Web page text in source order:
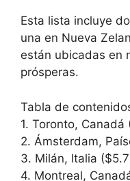
Esta lista incluye
una en Nueva
están ubicadas en
prósperas.
Tabla de
1. Toronto,
2. Ámsterdam,
3. Milán, Italia
4. Montreal,